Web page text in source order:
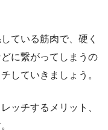
ている筋肉で、硬く
に繋がってしまうの
していきましょう。
ッチするメリット、